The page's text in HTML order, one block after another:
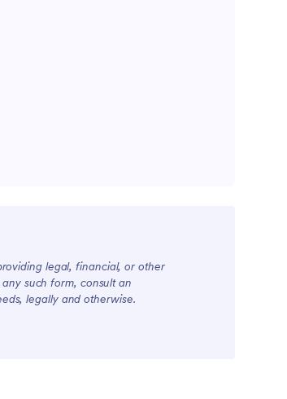
legal, financial, or other
such form, consult an
legally and otherwise.